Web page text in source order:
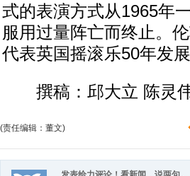
式的表演方式从1965年
服用过量阵亡而终止。
代表英国摇滚乐50年发
撰稿：邱大立 陈灵
(责任编辑：董文)